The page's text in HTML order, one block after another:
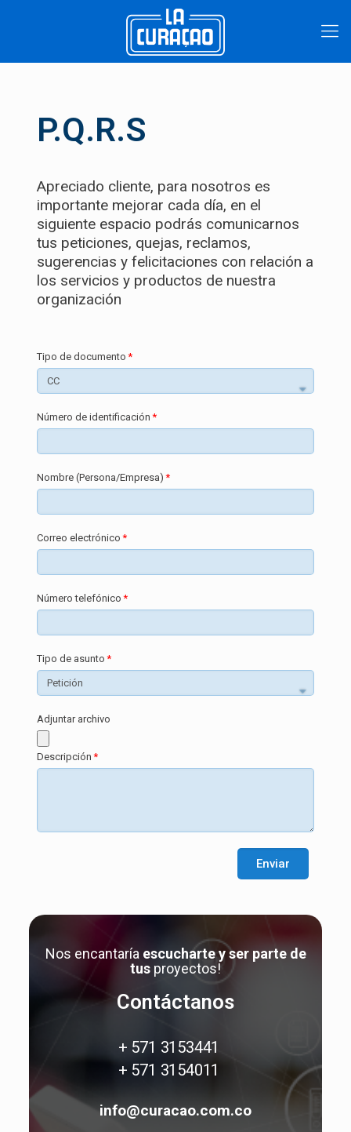
P.Q.R.S
Apreciado cliente, para nosotros es
importante mejorar cada día, en el
siguiente espacio podrás comunicarnos
tus peticiones, quejas, reclamos,
sugerencias y felicitaciones con relación a
los servicios y productos de nuestra
organización
Tipo de documento
Número de identificación
Nombre (Persona/Empresa)
Correo electrónico
Número telefónico
Tipo de asunto
Adjuntar archivo
Descripción
Enviar
Nos encantaría escucharte y ser parte de
tus proyectos!
Contáctanos
+ 571 3153441
+ 571 3154011
info@curacao.com.co